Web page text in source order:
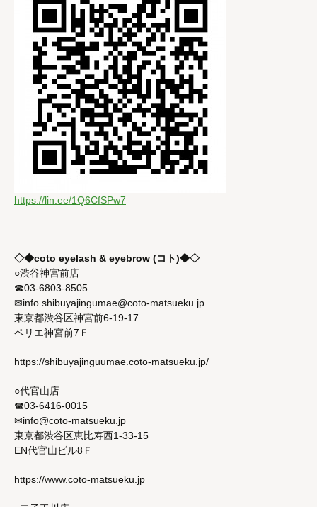
https://lin.ee/1Q6CfSPw7
◇◆coto eyelash & eyebrow (コト)◆◇
○渋谷神宮前店
☎03-6803-8505
✉info.shibuyajingumae@coto-matsueku.jp
東京都渋谷区神宮前6-19-17
ペリエ神宮前7Ｆ
https://shibuyajinguumae.coto-matsueku.jp/
○代官山店
☎03-6416-0015
✉info@coto-matsueku.jp
東京都渋谷区恵比寿西1-33-15
EN代官山ビル8Ｆ
https://www.coto-matsueku.jp